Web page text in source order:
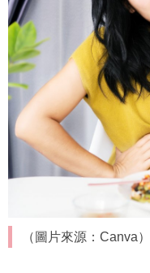
（圖片來源：Canva）